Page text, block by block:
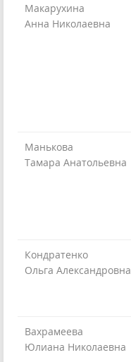
Макарухина
Анна Николаевна
Манькова
Тамара Анатольевна
Кондратенко
Ольга Александровна
Вахрамеева
Юлиана Николаевна